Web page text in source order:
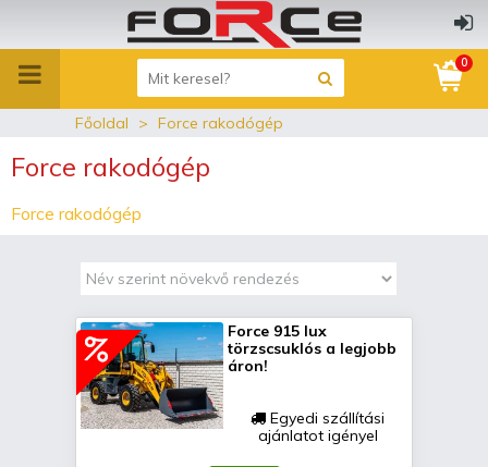
0
Főoldal Force rakodógép
Force rakodógép
Force rakodógép
Force 915 lux
törzscsuklós a legjobb
áron!
Egyedi szállítási
ajánlatot igényel